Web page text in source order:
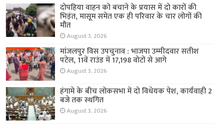
दोपहिया वाहन को बचाने के प्रयास में दो कारों की
भिड़ंत, मासूम समेत एक ही परिवार के चार लोगों की
मौत
August 3, 2026
मांजलपुर विस उपचुनाव : भाजपा उम्मीदवार सतीश
पटेल, 11वें राउंड में 17,198 वोटों से आगे
August 3, 2026
हंगामे के बीच लोकसभा में दो विधेयक पेश, कार्यवाही 2
बजे तक स्थगित
August 3, 2026